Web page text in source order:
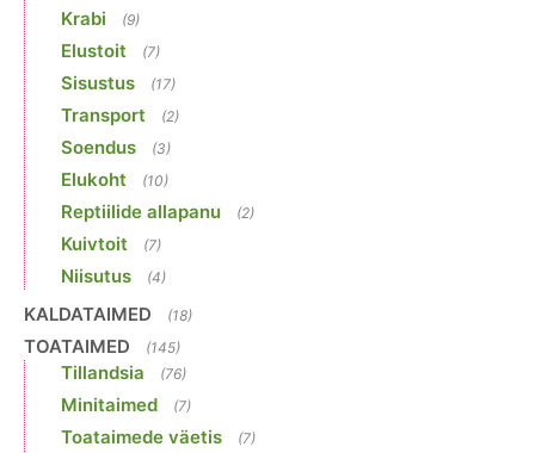
Krabi (9)
Elustoit (7)
Sisustus (17)
Transport (2)
Soendus (3)
Elukoht (10)
Reptiilide allapanu (2)
Kuivtoit (7)
Niisutus (4)
KALDATAIMED (18)
TOATAIMED (145)
Tillandsia (76)
Minitaimed (7)
Toataimede väetis (7)